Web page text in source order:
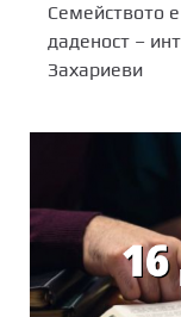
Семейството
даденост –
Захариеви